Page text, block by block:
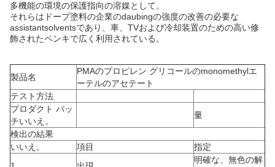
多機能の環境の保護指向の溶媒として。
それらはドープ塗料の企業のdaubingの強度の改善の必要な
assistantsolventsであり、車、TVおよび冷却装置のための高い修
飾されたペンキで広く利用されている。
製品名
PMAのプロピレン グリコールのmonomethylエ
ーテルのアセテート
テスト方法
プロダクト バッ
チいいえ。
量
検出の結果
いいえ。
項目
指定
明確な、無色の解